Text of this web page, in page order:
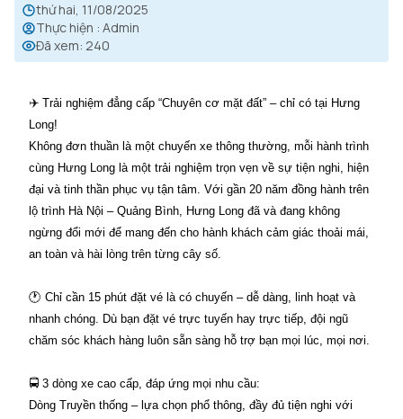
thứ hai, 11/08/2025
Thực hiện : Admin
Đã xem: 240
✈️ Trải nghiệm đẳng cấp “Chuyên cơ mặt đất” – chỉ có tại Hưng
Long!
Không đơn thuần là một chuyến xe thông thường, mỗi hành trình
cùng Hưng Long là một trải nghiệm trọn vẹn về sự tiện nghi, hiện
đại và tinh thần phục vụ tận tâm. Với gần 20 năm đồng hành trên
lộ trình Hà Nội – Quảng Bình, Hưng Long đã và đang không
ngừng đổi mới để mang đến cho hành khách cảm giác thoải mái,
an toàn và hài lòng trên từng cây số.
🕐 Chỉ cần 15 phút đặt vé là có chuyến – dễ dàng, linh hoạt và
nhanh chóng. Dù bạn đặt vé trực tuyến hay trực tiếp, đội ngũ
chăm sóc khách hàng luôn sẵn sàng hỗ trợ bạn mọi lúc, mọi nơi.
🚍 3 dòng xe cao cấp, đáp ứng mọi nhu cầu:
Dòng Truyền thống – lựa chọn phổ thông, đầy đủ tiện nghi với